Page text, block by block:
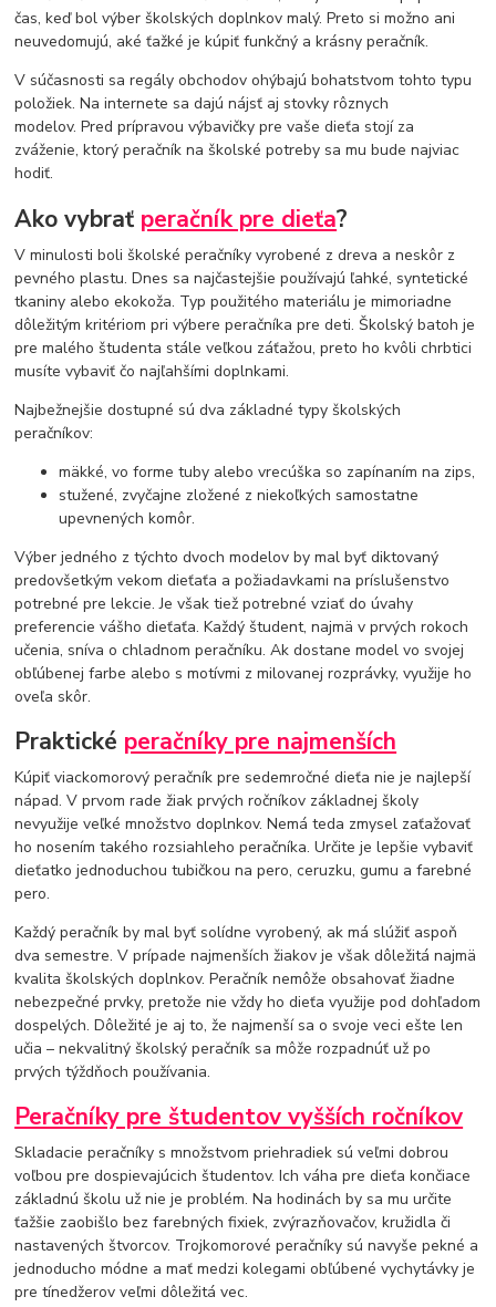
čas, keď bol výber školských doplnkov malý. Preto si možno ani
neuvedomujú, aké ťažké je kúpiť funkčný a krásny peračník.
V súčasnosti sa regály obchodov ohýbajú bohatstvom tohto typu
položiek. Na internete sa dajú nájsť aj stovky rôznych
modelov. Pred prípravou výbavičky pre vaše dieťa stojí za
zváženie, ktorý peračník na školské potreby sa mu bude najviac
hodiť.
Ako vybrať peračník pre dieťa?
V minulosti boli školské peračníky vyrobené z dreva a neskôr z
pevného plastu. Dnes sa najčastejšie používajú ľahké, syntetické
tkaniny alebo ekokoža. Typ použitého materiálu je mimoriadne
dôležitým kritériom pri výbere peračníka pre deti. Školský batoh je
pre malého študenta stále veľkou záťažou, preto ho kvôli chrbtici
musíte vybaviť čo najľahšími doplnkami.
Najbežnejšie dostupné sú dva základné typy školských
peračníkov:
mäkké, vo forme tuby alebo vrecúška so zapínaním na zips,
stužené, zvyčajne zložené z niekoľkých samostatne
upevnených komôr.
Výber jedného z týchto dvoch modelov by mal byť diktovaný
predovšetkým vekom dieťaťa a požiadavkami na príslušenstvo
potrebné pre lekcie. Je však tiež potrebné vziať do úvahy
preferencie vášho dieťaťa. Každý študent, najmä v prvých rokoch
učenia, sníva o chladnom peračníku. Ak dostane model vo svojej
obľúbenej farbe alebo s motívmi z milovanej rozprávky, využije ho
oveľa skôr.
Praktické peračníky pre najmenších
Kúpiť viackomorový peračník pre sedemročné dieťa nie je najlepší
nápad. V prvom rade žiak prvých ročníkov základnej školy
nevyužije veľké množstvo doplnkov. Nemá teda zmysel zaťažovať
ho nosením takého rozsiahleho peračníka. Určite je lepšie vybaviť
dieťatko jednoduchou tubičkou na pero, ceruzku, gumu a farebné
pero.
Každý peračník by mal byť solídne vyrobený, ak má slúžiť aspoň
dva semestre. V prípade najmenších žiakov je však dôležitá najmä
kvalita školských doplnkov. Peračník nemôže obsahovať žiadne
nebezpečné prvky, pretože nie vždy ho dieťa využije pod dohľadom
dospelých. Dôležité je aj to, že najmenší sa o svoje veci ešte len
učia – nekvalitný školský peračník sa môže rozpadnúť už po
prvých týždňoch používania.
Peračníky pre študentov vyšších ročníkov
Skladacie peračníky s množstvom priehradiek sú veľmi dobrou
voľbou pre dospievajúcich študentov. Ich váha pre dieťa končiace
základnú školu už nie je problém. Na hodinách by sa mu určite
ťažšie zaobišlo bez farebných fixiek, zvýrazňovačov, kružidla či
nastavených štvorcov. Trojkomorové peračníky sú navyše pekné a
jednoducho módne a mať medzi kolegami obľúbené vychytávky je
pre tínedžerov veľmi dôležitá vec.